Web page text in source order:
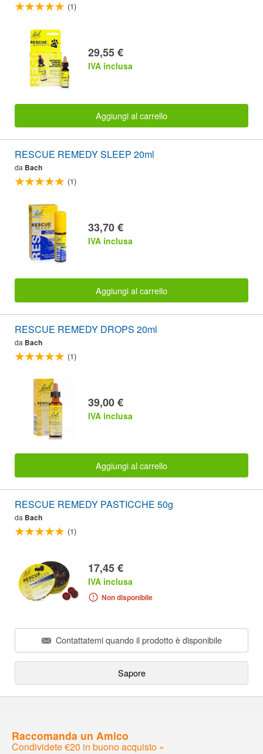
(1)
29,55 €
IVA inclusa
Aggiungi al carrello
RESCUE REMEDY SLEEP 20ml
da Bach
(1)
33,70 €
IVA inclusa
Aggiungi al carrello
RESCUE REMEDY DROPS 20ml
da Bach
(1)
39,00 €
IVA inclusa
Aggiungi al carrello
RESCUE REMEDY PASTICCHE 50g
da Bach
(1)
17,45 €
IVA inclusa
Non disponibile
Contattatemi quando il prodotto è disponibile
Sapore
Raccomanda un Amico
Condividete €20 in buono acquisto »